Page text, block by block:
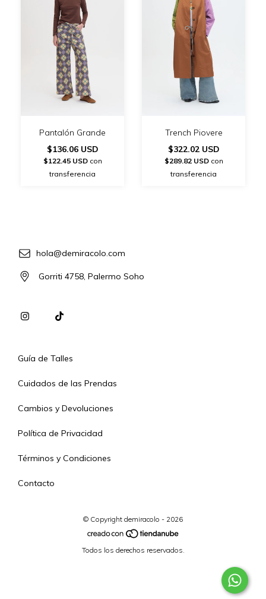
Pantalón Grande
$136.06 USD
$122.45 USDcon
transferencia
Trench Piovere
$322.02 USD
$289.82 USDcon
transferencia
hola@demiracolo.com
Gorriti 4758, Palermo Soho
Guía de Talles
Cuidados de las Prendas
Cambios y Devoluciones
Política de Privacidad
Términos y Condiciones
Contacto
© Copyright demiracolo - 2026
Todos los derechos reservados.